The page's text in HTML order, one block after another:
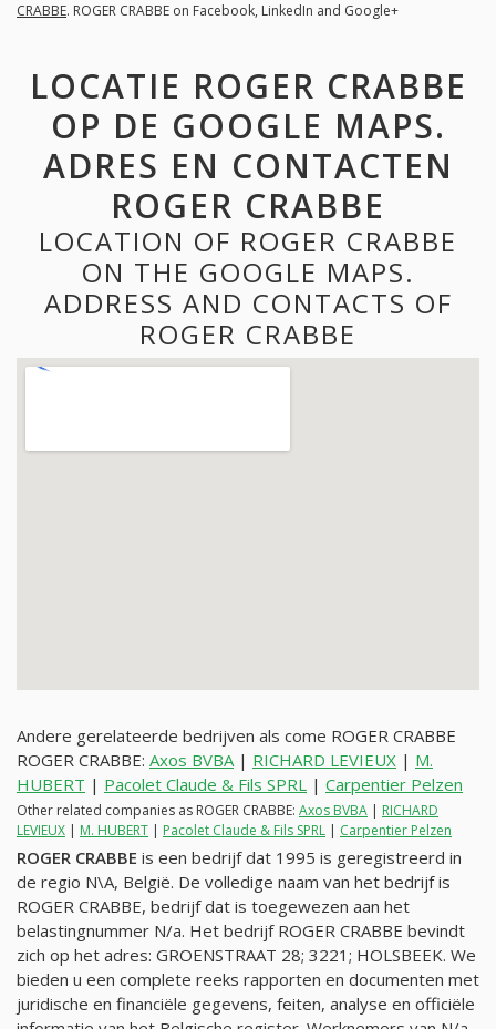
CRABBE. ROGER CRABBE on Facebook, LinkedIn and Google+
LOCATIE ROGER CRABBE
OP DE GOOGLE MAPS.
ADRES EN CONTACTEN
ROGER CRABBE
LOCATION OF ROGER CRABBE
ON THE GOOGLE MAPS.
ADDRESS AND CONTACTS OF
ROGER CRABBE
Andere gerelateerde bedrijven als come ROGER CRABBE
ROGER CRABBE: Axos BVBA| RICHARD LEVIEUX | M.
HUBERT | Pacolet Claude & Fils SPRL | Carpentier Pelzen
Other related companies as ROGER CRABBE: Axos BVBA | RICHARD
LEVIEUX | M. HUBERT | Pacolet Claude & Fils SPRL | Carpentier Pelzen
ROGER CRABBE is een bedrijf dat 1995 is geregistreerd in
de regio N\A, België. De volledige naam van het bedrijf is
ROGER CRABBE, bedrijf dat is toegewezen aan het
belastingnummer N/a. Het bedrijf ROGER CRABBE bevindt
zich op het adres: GROENSTRAAT 28; 3221; HOLSBEEK. We
bieden u een complete reeks rapporten en documenten met
juridische en financiële gegevens, feiten, analyse en officiële